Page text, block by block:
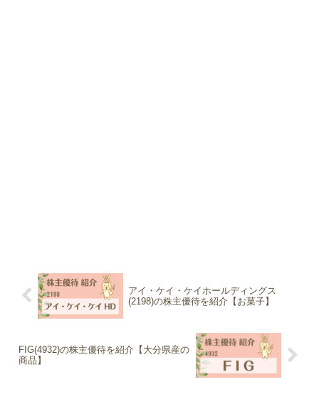
アイ・ケイ・ケイホールディングス
(2198)の株主優待を紹介【お菓子】
FIG(4932)の株主優待を紹介【大分県産の
商品】